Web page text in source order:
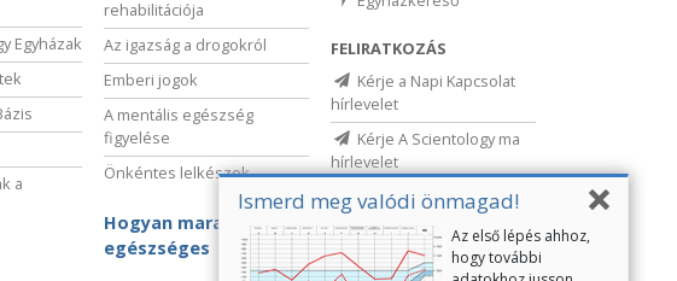
Ismerd meg valódi önmagad!
Az első lépés ahhoz,
hogy további
Egyházak
a
rehabilitációja
Az igazság a drogokról
Emberi jogok
A mentális egészség
figyelése
Önkéntes lelkészek
Hogyan maradj
egészséges
FELIRATKOZÁS
Kérje a Napi Kapcsolat
hírlevelet
Kérje A Scientology ma
hírlevelet